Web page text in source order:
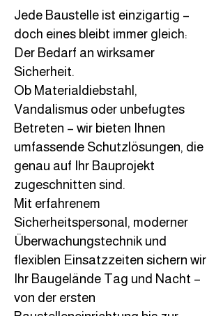
Jede Baustelle ist einzigartig –
doch eines bleibt immer gleich:
Der Bedarf an wirksamer
Sicherheit.
Ob Materialdiebstahl,
Vandalismus oder unbefugtes
Betreten – wir bieten Ihnen
umfassende Schutzlösungen, die
genau auf Ihr Bauprojekt
zugeschnitten sind.
Mit erfahrenem
Sicherheitspersonal, moderner
Überwachungstechnik und
flexiblen Einsatzzeiten sichern wir
Ihr Baugelände Tag und Nacht –
von der ersten